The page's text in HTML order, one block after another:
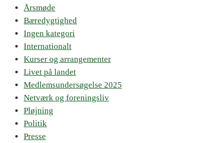
Årsmøde
Bæredygtighed
Ingen kategori
Internationalt
Kurser og arrangementer
Livet på landet
Medlemsundersøgelse 2025
Netværk og foreningsliv
Pløjning
Politik
Presse